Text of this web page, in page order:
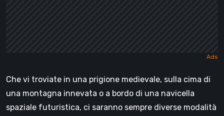
Che vi troviate in una prigione medievale, sulla cima di
una montagna innevata o a bordo di una navicella
spaziale futuristica, ci saranno sempre diverse modalità